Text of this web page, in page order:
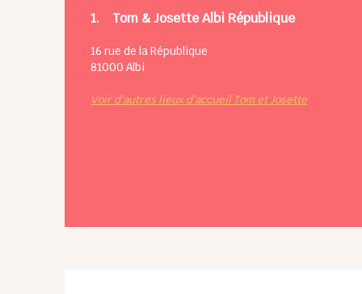
1. Tom & Josette Albi République
16 rue de la République
81000 Albi
Voir d'autres lieux d'accueil Tom et Josette